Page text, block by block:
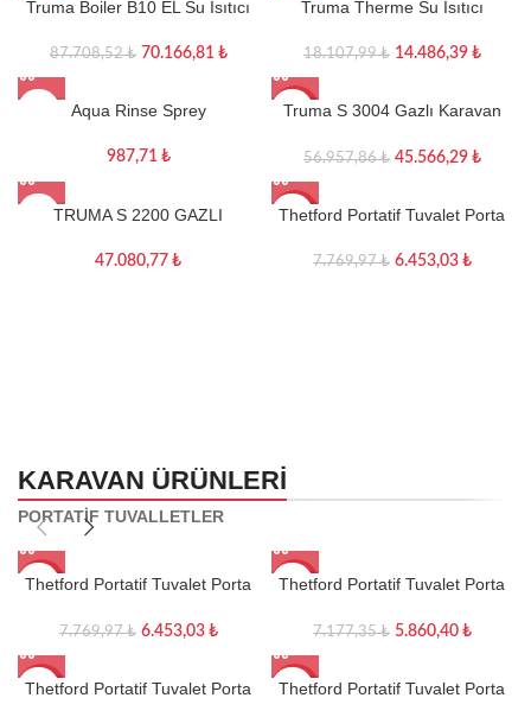
-20%
Truma Boiler B10 EL Su Isıtıcı
87.708,52₺ 70.166,81 ₺
-20%Truma Therme Su Isıtıcı
18.107,99₺ 14.486,39 ₺
Aqua Rinse Sprey
987,71 ₺
-20%
Truma S 3004 Gazlı Karavan
56.957,86₺ 45.566,29 ₺
TRUMA S 2200 GAZLI
47.080,77₺
-17%
Thetford Portatif Tuvalet Porta
7.769,97₺ 6.453,03 ₺
KARAVAN ÜRÜNLERI
PORTATIF TUVALLETLER
-17%
Thetford Portatif Tuvalet Porta
7.769,97₺ 6.453,03 ₺
-18%
Thetford Portatif Tuvalet Porta
7.177,35₺ 5.860,40 ₺
-10%
Thetford Portatif Tuvalet Porta
-12%
Thetford Portatif Tuvalet Porta